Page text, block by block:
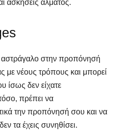
ασκήσεις άλματος.
στην προπόνησή
με νέους τρόπους και μπορεί
ίσως δεν είχατε
πρέπει να
την προπόνησή σου και να
τα έχεις συνηθίσει.